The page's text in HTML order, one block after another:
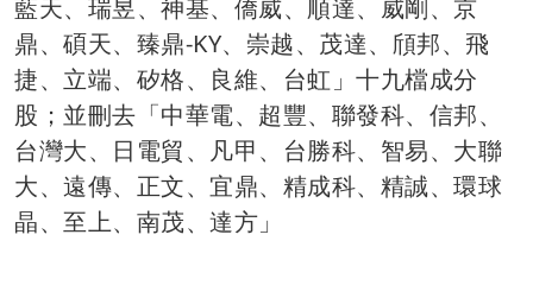
藍天、瑞昱、神基、僑威、順達、威剛、京
鼎、碩天、臻鼎-KY、崇越、茂達、頎邦、飛
捷、立端、矽格、良維、台虹」十九檔成分
股；並刪去「中華電、超豐、聯發科、信邦、
台灣大、日電貿、凡甲、台勝科、智易、大聯
大、遠傳、正文、宜鼎、精成科、精誠、環球
晶、至上、南茂、達方」